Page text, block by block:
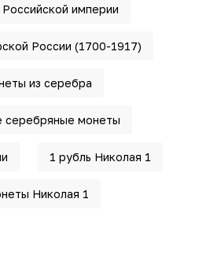
империи
России (1700-1917)
из серебра
серебряные монеты
1 рубль Николая 1
Николая 1